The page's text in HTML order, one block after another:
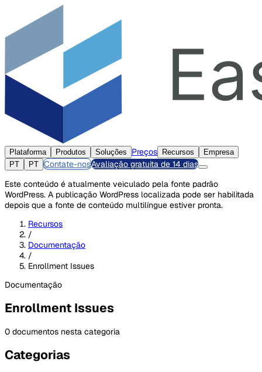
Plataforma Produtos Soluções Preços Recursos
Empresa
PT
PT Contate-nosAvaliação gratuita de 14 dias
Este conteúdo é atualmente veiculado pela fonte padrão
WordPress. A publicação WordPress localizada pode ser habilitada
depois que a fonte de conteúdo multilíngue estiver pronta.
Recursos
/
Documentação
/
Enrollment Issues
Documentação
Enrollment Issues
0 documentos nesta categoria
Categorias